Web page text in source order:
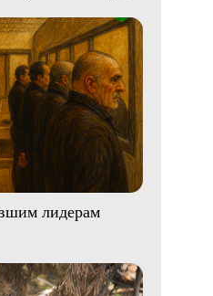
лидерам